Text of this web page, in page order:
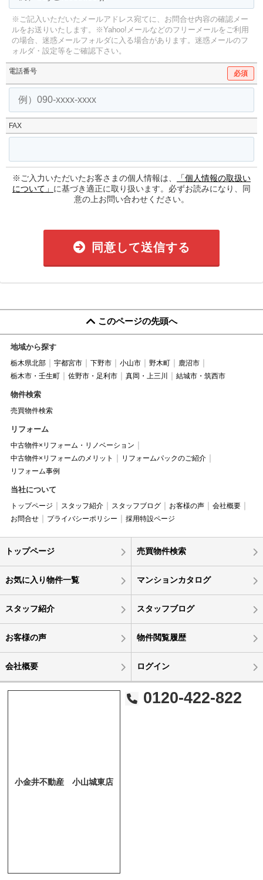
※ご記入いただいたメールアドレス宛てに、お問合せ内容の確認メー
ルをお送りいたします。
※Yahoo!メールなどのフリーメールをご利用
の場合、迷惑メールフォルダに入る場合があります。 迷惑メールのフ
ォルダ・設定等をご確認下さい。
電話番号 必須
FAX
※ご入力いただいたお客さまの個人情報は、
「個人情報の取扱い
について」 に基づき適正に取り扱います。必ずお読みになり、同
意の上お問い合わせください。
同意して送信する
このページの先頭へ
地域から探す
栃木県北部 宇都宮市 下野市 小山市 野木町
鹿沼市
栃木市・壬生町
佐野市・足利市 真岡・上三川 結城市・筑西市
物件検索
売買物件検索
リフォーム
中古物件×リフォーム・リノベーション
中古物件×リフォームのメリット
リフォームパックのご紹介
リフォーム事例
当社について
トップページ スタッフ紹介 スタッフブログ お客様の声
会社概要
お問合せ
プライバシーポリシー 採用特設ページ
トップページ 売買物件検索
お気に入り物件一覧 マンションカタログ
スタッフ紹介 スタッフブログ
お客様の声 物件閲覧履歴
会社概要 ログイン
小金井不動産 小山城東店
0120-422-822